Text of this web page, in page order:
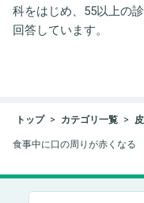
科をはじめ、55以上の
回答しています。
トップ カテゴリ一覧
食事中に口の周りが赤くなる